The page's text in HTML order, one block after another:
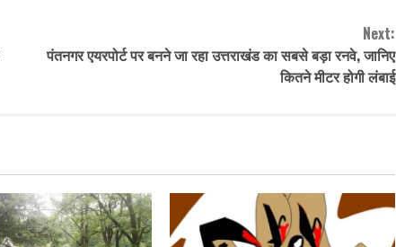
Next:
पंतनगर एयरपोर्ट पर बनने जा रहा उत्तराखंड का सबसे बड़ा रनवे, जानिए
कितने मीटर होगी लंबाई